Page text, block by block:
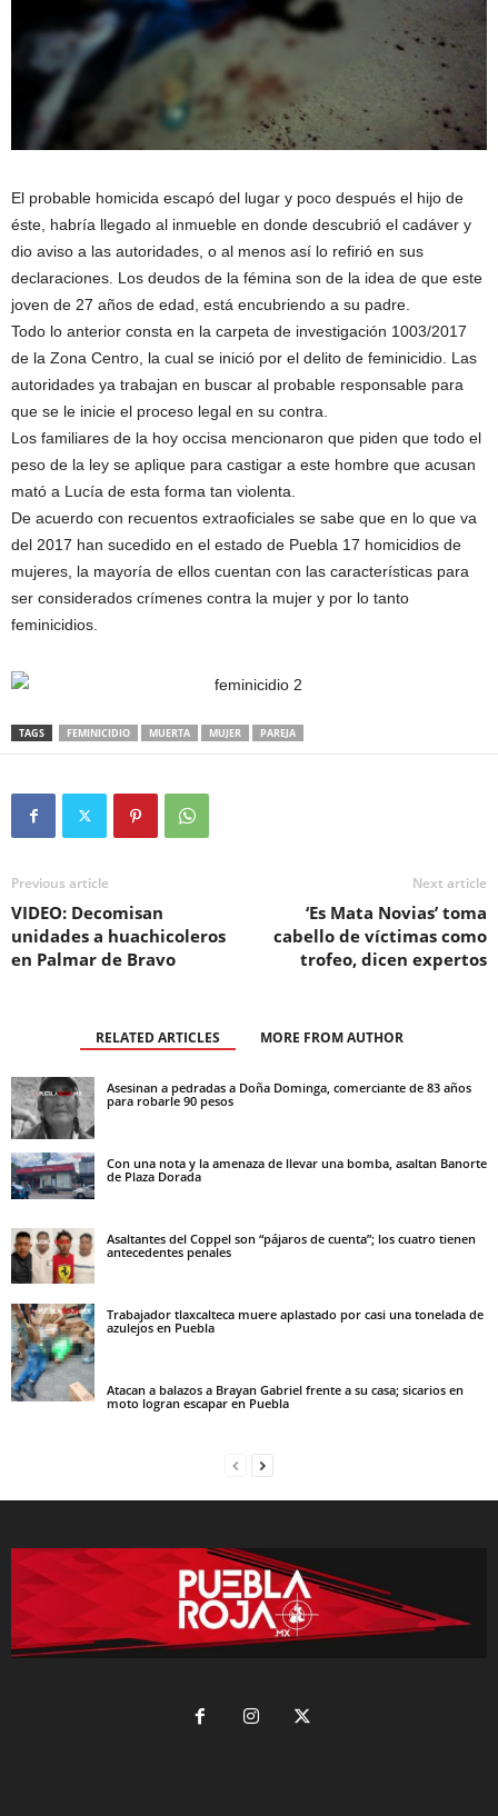
El probable homicida escapó del lugar y poco después el hijo de
éste, habría llegado al inmueble en donde descubrió el cadáver y
dio aviso a las autoridades, o al menos así lo refirió en sus
declaraciones. Los deudos de la fémina son de la idea de que este
joven de 27 años de edad, está encubriendo a su padre.
Todo lo anterior consta en la carpeta de investigación 1003/2017
de la Zona Centro, la cual se inició por el delito de feminicidio. Las
autoridades ya trabajan en buscar al probable responsable para
que se le inicie el proceso legal en su contra.
Los familiares de la hoy occisa mencionaron que piden que todo el
peso de la ley se aplique para castigar a este hombre que acusan
mató a Lucía de esta forma tan violenta.
De acuerdo con recuentos extraoficiales se sabe que en lo que va
del 2017 han sucedido en el estado de Puebla 17 homicidios de
mujeres, la mayoría de ellos cuentan con las características para
ser considerados crímenes contra la mujer y por lo tanto
feminicidios.
TAGS FEMINICIDIO MUERTA MUJER PAREJA
Previous article
VIDEO: Decomisan
unidades a huachicoleros
en Palmar de Bravo
Next article
‘Es Mata Novias’ toma
cabello de víctimas como
trofeo, dicen expertos
RELATED ARTICLES MORE FROM AUTHOR
Asesinan a pedradas a Doña Dominga, comerciante de 83 años
para robarle 90 pesos
Con una nota y la amenaza de llevar una bomba, asaltan Banorte
de Plaza Dorada
Asaltantes del Coppel son “pájaros de cuenta”; los cuatro tienen
antecedentes penales
Trabajador tlaxcalteca muere aplastado por casi una tonelada de
azulejos en Puebla
Atacan a balazos a Brayan Gabriel frente a su casa; sicarios en
moto logran escapar en Puebla